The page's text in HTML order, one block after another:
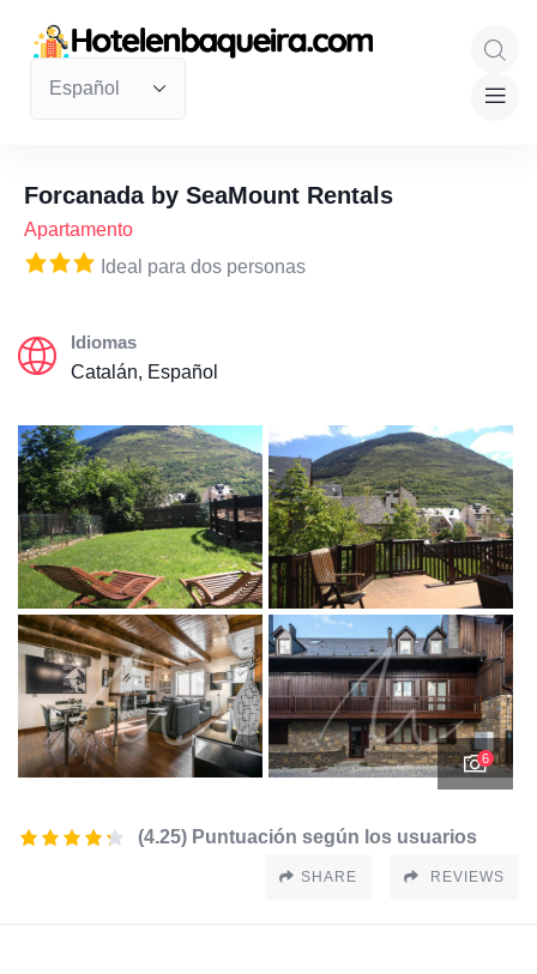
Forcanada by SeaMount Rentals
Apartamento
Ideal para dos personas
Idiomas
Catalán, Español
6
(4.25) Puntuación según los usuarios
SHARE REVIEWS